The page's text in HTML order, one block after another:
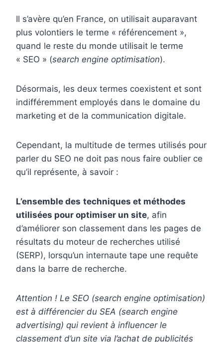
Il s’avère qu’en France, on utilisait auparavant
plus volontiers le terme « référencement »,
quand le reste du monde utilisait le terme
« SEO » (search engine optimisation).
Désormais, les deux termes coexistent et sont
indifféremment employés dans le domaine du
marketing et de la communication digitale.
Cependant, la multitude de termes utilisés pour
parler du SEO ne doit pas nous faire oublier ce
qu’il représente, à savoir :
L’ensemble des techniques et méthodes
utilisées pour optimiser un site, afin
d’améliorer son classement dans les pages de
résultats du moteur de recherches utilisé
(SERP), lorsqu’un internaute tape une requête
dans la barre de recherche.
Attention ! Le SEO (search engine optimisation)
est à différencier du SEA (search engine
advertising) qui revient à influencer le
classement d’un site via l’achat de publicités